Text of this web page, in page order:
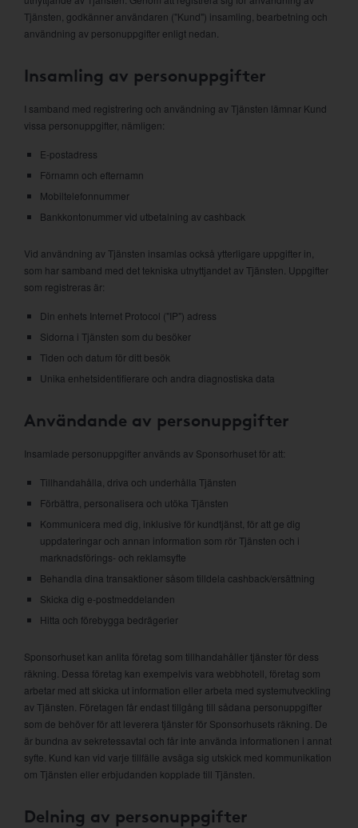
Tjänsten, godkänner användaren ("Kund") insamling, bearbetning och
användning av personuppgifter enligt nedan.
Insamling av personuppgifter
I samband med registrering och användning av Tjänsten lämnar Kund
vissa personuppgifter, nämligen:
E-postadress
Förnamn och efternamn
Mobiltelefonnummer
Bankkontonummer vid utbetalning av cashback
Vid användning av Tjänsten insamlas också ytterligare uppgifter in,
som har samband med det tekniska utnyttjandet av Tjänsten. Uppgifter
som registreras är:
Din enhets Internet Protocol ("IP") adress
Sidorna i Tjänsten som du besöker
Tiden och datum för ditt besök
Unika enhetsidentifierare och andra diagnostiska data
Användande av personuppgifter
Insamlade personuppgifter används av Sponsorhuset för att:
Tillhandahålla, driva och underhålla Tjänsten
Förbättra, personalisera och utöka Tjänsten
Kommunicera med dig, inklusive för kundtjänst, för att ge dig
uppdateringar och annan information som rör Tjänsten och i
marknadsförings- och reklamsyfte
Behandla dina transaktioner såsom tilldela cashback/ersättning
Skicka dig e-postmeddelanden
Hitta och förebygga bedrägerier
Sponsorhuset kan anlita företag som tillhandahåller tjänster för dess
räkning. Dessa företag kan exempelvis vara webbhotell, företag som
arbetar med att skicka ut information eller arbeta med systemutveckling
av Tjänsten. Företagen får endast tillgång till sådana personuppgifter
som de behöver för att leverera tjänster för Sponsorhusets räkning. De
är bundna av sekretessavtal och får inte använda informationen i annat
syfte. Kund kan vid varje tillfälle avsäga sig utskick med kommunikation
om Tjänsten eller erbjudanden kopplade till Tjänsten.
Delning av personuppgifter